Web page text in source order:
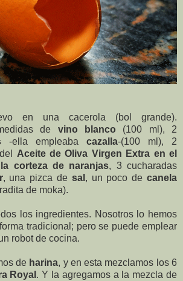
en una cacerola (bol grande).
de vino blanco (100 ml), 2
-ella empleaba cazalla-(100 ml), 2
Aceite de Oliva Virgen Extra en el
corteza de naranjas, 3 cucharadas
, una pizca de sal , un poco decanela
de moka).
los ingredientes. Nosotros lo hemos
tradicional; pero se puede emplear
robot de cocina.
de harina, y en esta mezclamos los 6
Royal . Y la agregamos a la mezcla de